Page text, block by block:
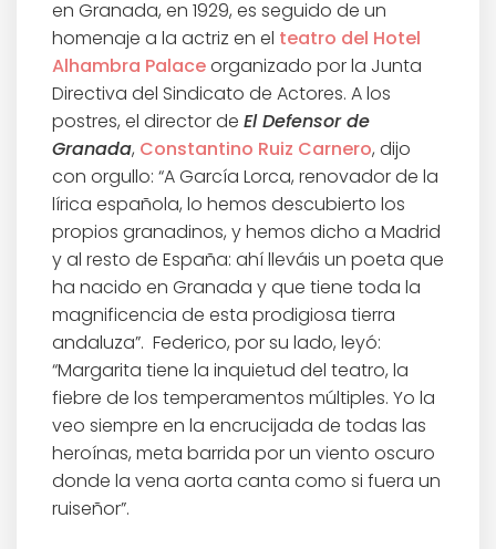
en Granada, en 1929, es seguido de un
homenaje a la actriz en el teatro del Hotel
Alhambra Palaceorganizado por la Junta
Directiva del Sindicato de Actores. A los
postres, el director de El Defensor de
Granada, Constantino Ruiz Carnero, dijo
con orgullo: “A García Lorca, renovador de la
lírica española, lo hemos descubierto los
propios granadinos, y hemos dicho a Madrid
y al resto de España: ahí lleváis un poeta que
ha nacido en Granada y que tiene toda la
magnificencia de esta prodigiosa tierra
andaluza”. Federico, por su lado, leyó:
“Margarita tiene la inquietud del teatro, la
fiebre de los temperamentos múltiples. Yo la
veo siempre en la encrucijada de todas las
heroínas, meta barrida por un viento oscuro
donde la vena aorta canta como si fuera un
ruiseñor”.